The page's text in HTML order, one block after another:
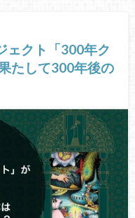
ェクト「300年ク
たして300年後の